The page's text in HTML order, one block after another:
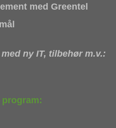
med Greentel
ny IT, tilbehør m.v.: